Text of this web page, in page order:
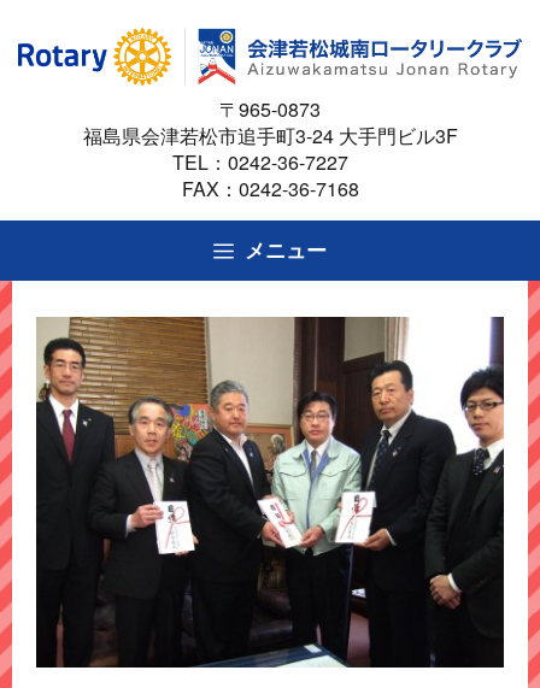
ス
ッ
プ
〒965-0873
福島県会津若松市追手町3-24 大手門ビル3F
TEL： 0242-36-7227
FAX：0242-36-7168
メニュー